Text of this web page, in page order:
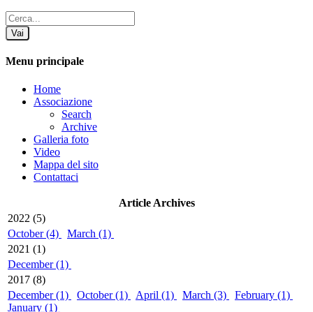
Vai
Menu principale
Home
Associazione
Search
Archive
Galleria foto
Video
Mappa del sito
Contattaci
Article Archives
2022 (5)
October (4)
March (1)
2021 (1)
December (1)
2017 (8)
December (1)
October (1) April (1) March (3)
February (1)
January (1)